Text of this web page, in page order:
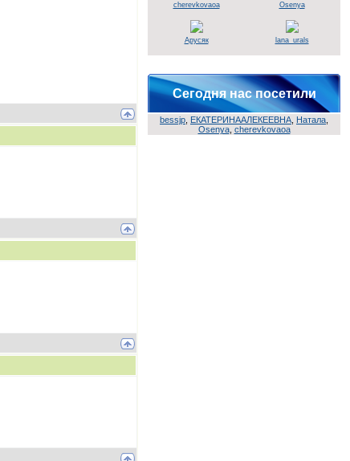
cherevkovaoa Osenya
Арусяк lana_urals
Сегодня нас посетили
bessjp ЕКАТЕРИНААЛЕКЕЕВНА Натала
Osenya, cherevkovaoa